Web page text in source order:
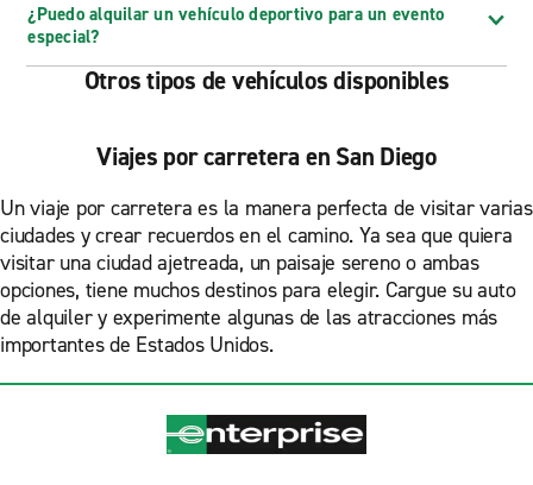
¿Puedo alquilar un vehículo deportivo para un evento
especial?
Otros tipos de vehículos disponibles
Viajes por carretera en San Diego
Un viaje por carretera es la manera perfecta de visitar varias
ciudades y crear recuerdos en el camino. Ya sea que quiera
visitar una ciudad ajetreada, un paisaje sereno o ambas
opciones, tiene muchos destinos para elegir. Cargue su auto
de alquiler y experimente algunas de las atracciones más
importantes de Estados Unidos.